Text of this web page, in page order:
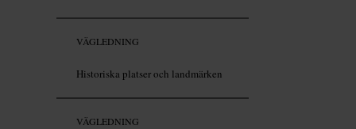
VÄGLEDNING
Historiska platser och landmärken
VÄGLEDNING